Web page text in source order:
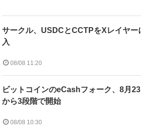
サークル、USDCとCCTPをXレイヤー
入
08/08 11:20
ビットコインのeCashフォーク、8月23
から3段階で開始
08/08 10:30